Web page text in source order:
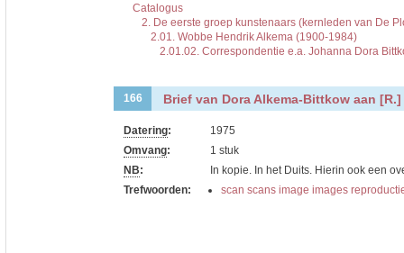
Catalogus
2. De eerste groep kunstenaars (kernleden van De
2.01. Wobbe Hendrik Alkema (1900-1984)
2.01.02. Correspondentie e.a. Johanna Dora
166 Brief van Dora Alkema-Bittkow aan
Datering:
1975
Omvang:
1 stuk
NB:
In kopie. In het Duits. Hierin ook een
Trefwoorden:
scan scans image images